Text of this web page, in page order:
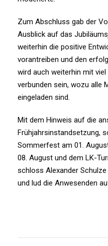
Zum Abschluss gab der
Ausblick auf das
weiterhin die positive
vorantreiben und den
wird auch weiterhin mit
verbunden sein, wozu alle
eingeladen sind.
Mit dem Hinweis auf die
Frühjahrsinstandsetzung,
Sommerfest am 01.
08. August und dem LK-
schloss Alexander
und lud die Anwesenden